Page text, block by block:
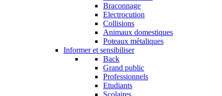
Braconnage
Electrocution
Collisions
Animaux domestiques
Poteaux métaliques
Informer et sensibiliser
Back
Grand public
Professionnels
Etudiants
Scolaires